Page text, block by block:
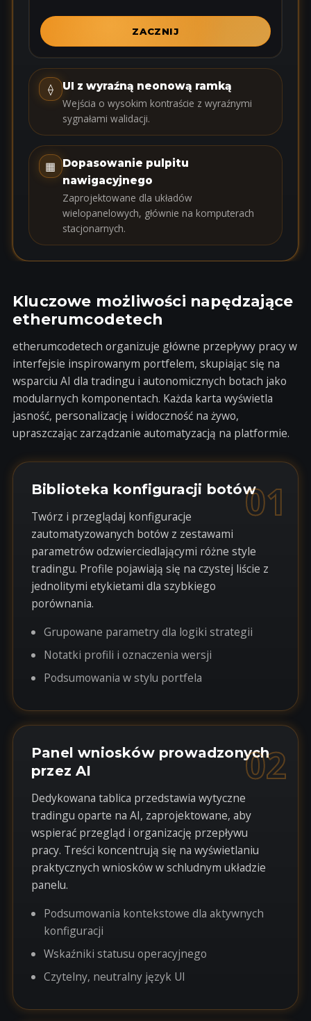
t
a
t
e
1
ZACZNIJ
⟠
UI z wyraźną neonową ramką
Wejścia o wysokim kontraście z wyraźnymi
sygnałami walidacji.
▦ Dopasowanie pulpitu
nawigacyjnego
Zaprojektowane dla układów
wielopanelowych, głównie na komputerach
stacjonarnych.
Kluczowe możliwości napędzające
etherumcodetech
etherumcodetech organizuje główne przepływy pracy w
interfejsie inspirowanym portfelem, skupiając się na
wsparciu AI dla tradingu i autonomicznych botach jako
modularnych komponentach. Każda karta wyświetla
jasność, personalizację i widoczność na żywo,
upraszczając zarządzanie automatyzacją na platformie.
01
Biblioteka konfiguracji botów
Twórz i przeglądaj konfiguracje
zautomatyzowanych botów z zestawami
parametrów odzwierciedlającymi różne style
tradingu. Profile pojawiają się na czystej liście z
jednolitymi etykietami dla szybkiego
porównania.
Grupowane parametry dla logiki strategii
Notatki profili i oznaczenia wersji
Podsumowania w stylu portfela
02
Panel wniosków prowadzonych
przez AI
Dedykowana tablica przedstawia wytyczne
tradingu oparte na AI, zaprojektowane, aby
wspierać przegląd i organizację przepływu
pracy. Treści koncentrują się na wyświetlaniu
praktycznych wniosków w schludnym układzie
panelu.
Podsumowania kontekstowe dla aktywnych
konfiguracji
Wskaźniki statusu operacyjnego
Czytelny, neutralny język UI